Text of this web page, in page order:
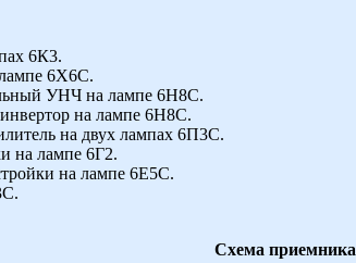
6К3.
6Х6С.
УНЧ на лампе 6Н8С.
на лампе 6Н8С.
на двух лампах 6П3С.
на лампе 6Г2.
на лампе 6Е5С.
Схема приемника